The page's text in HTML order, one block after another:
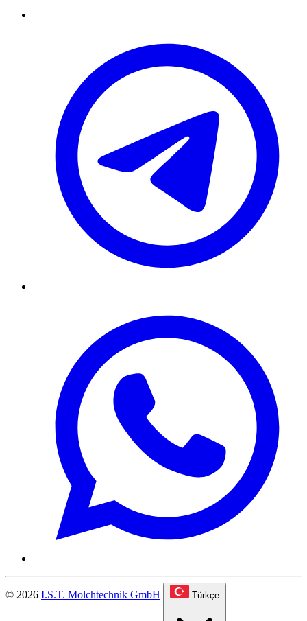
© 2026 I.S.T. Molchtechnik GmbH Türkçe